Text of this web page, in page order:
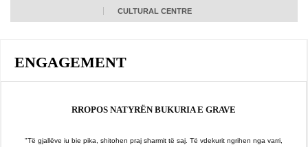
CULTURAL CENTRE
ENGAGEMENT
RROPOS NATYRËN BUKURIA E GRAVE
"Të gjallëve iu bie pika, shitohen praj sharmit të saj. Të vdekurit ngrihen nga varri,